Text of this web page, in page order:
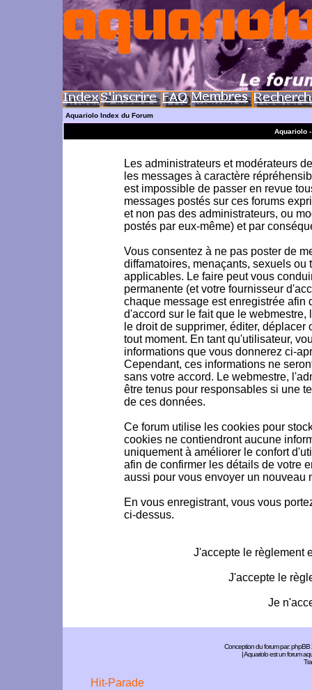
Aquariolo Index du Forum
Aquariolo
Les administrateurs et modérateurs
les messages à caractère
est impossible de passer en revue
messages postés sur ces forums
et non pas des administrateurs, ou
postés par eux-même) et par
Vous consentez à ne pas poster de
diffamatoires, menaçants, sexuels
applicables. Le faire peut vous
permanente (et votre fournisseur
chaque message est enregistrée afin
d'accord sur le fait que le
le droit de supprimer, éditer,
tout moment. En tant qu'utilisateur,
informations que vous donnerez ci-
Cependant, ces informations ne
sans votre accord. Le webmestre,
être tenus pour responsables si une
de ces données.
Ce forum utilise les cookies pour
cookies ne contiendront aucune
uniquement à améliorer le confort
afin de confirmer les détails de votre
aussi pour vous envoyer un nouveau
En vous enregistrant, vous vous
ci-dessus.
J'accepte le règlement
J'accepte le
Je
Conception du forum par:phpBB
| Aquariolo est un forum